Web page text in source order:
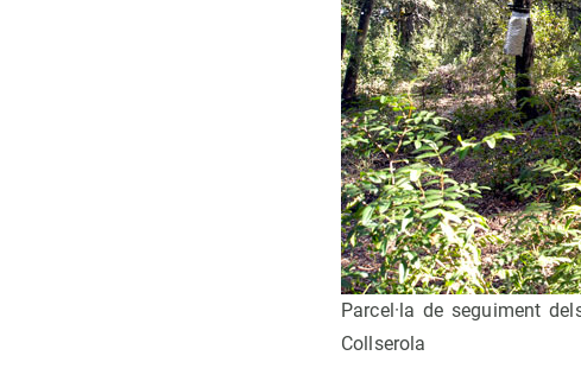
Parcel·la de seguiment
Collserola